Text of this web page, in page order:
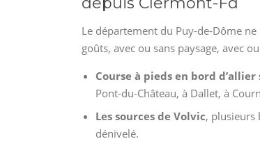
Le département du Puy-de-Dôme
goûts, avec ou sans paysage, avec
Course à pieds en bord
Pont-du-Château, à Dallet, à
Les sources de Volvic, plusieurs
dénivelé.